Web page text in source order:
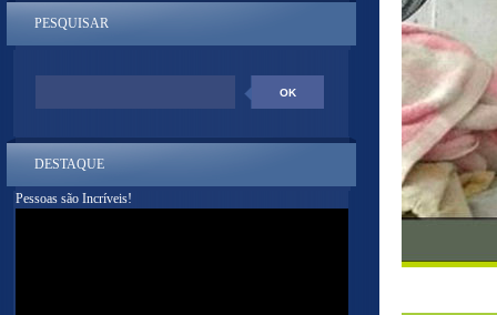
PESQUISAR
DESTAQUE
Pessoas são Incríveis!